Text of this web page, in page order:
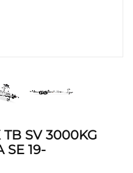
TB SV 3000KG
SE 19-